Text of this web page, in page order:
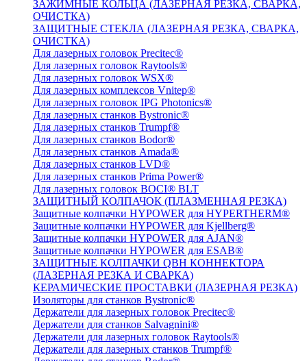
ЗАЖИМНЫЕ КОЛЬЦА (ЛАЗЕРНАЯ РЕЗКА, СВАРКА,
ОЧИСТКА)
ЗАЩИТНЫЕ СТЕКЛА (ЛАЗЕРНАЯ РЕЗКА, СВАРКА,
ОЧИСТКА)
Для лазерных головок Precitec®
Для лазерных головок Raytools®
Для лазерных головок WSX®
Для лазерных комплексов Vnitep®
Для лазерных головок IPG Photonics®
Для лазерных станков Bystronic®
Для лазерных станков Trumpf®
Для лазерных станков Bodor®
Для лазерных станков Amada®
Для лазерных станков LVD®
Для лазерных станков Prima Power®
Для лазерных головок BOCI® BLT
ЗАЩИТНЫЙ КОЛПАЧОК (ПЛАЗМЕННАЯ РЕЗКА)
Защитные колпачки HYPOWER для HYPERTHERM®
Защитные колпачки HYPOWER для Kjellberg®
Защитные колпачки HYPOWER для AJAN®
Защитные колпачки HYPOWER для ESAB®
ЗАЩИТНЫЕ КОЛПАЧКИ QBH КОННЕКТОРА
(ЛАЗЕРНАЯ РЕЗКА И СВАРКА)
КЕРАМИЧЕСКИЕ ПРОСТАВКИ (ЛАЗЕРНАЯ РЕЗКА)
Изоляторы для станков Bystronic®
Держатели для лазерных головок Precitec®
Держатели для станков Salvagnini®
Держатели для лазерных головок Raytools®
Держатели для лазерных станков Trumpf®